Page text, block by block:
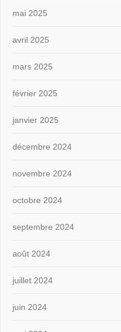
mai 2025
avril 2025
mars 2025
février 2025
janvier 2025
décembre 2024
novembre 2024
octobre 2024
septembre 2024
août 2024
juillet 2024
juin 2024